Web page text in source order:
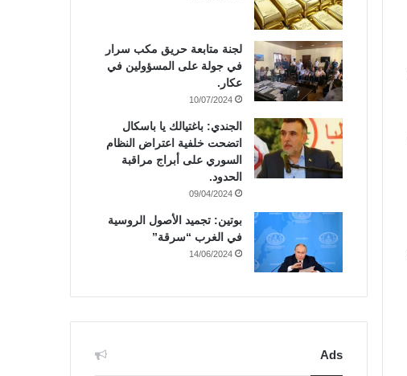
لجنة متابعة حريق مكب سرار
في جولة على المسؤولين في
عكار.
10/07/2024
الجندي: باغتيالك يا باسكال
اتضحت خلفية اعتراض النظام
السوري على أبراج مراقبة
الحدود.
09/04/2024
بوتين: تجميد الأصول الروسية
في الغرب “سرقة”
14/06/2024
Ads